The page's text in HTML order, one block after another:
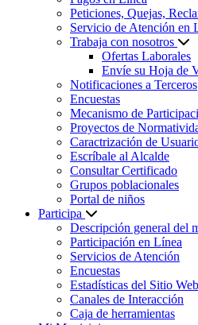
Peticiones, Quejas,
Servicio de Atención en
Trabaja con nosotros
Ofertas Laborales
Envíe su Hoja de
Notificaciones a Terceros
Encuestas
Mecanismo de
Proyectos de
Caractrización de
Escríbale al Alcalde
Consultar Certificado
Grupos poblacionales
Portal de niños
Participa
Descripción general del
Participación en Línea
Servicios de Atención
Encuestas
Estadísticas del Sitio Web
Canales de Interacción
Caja de herramientas